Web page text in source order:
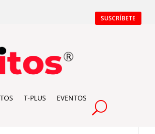
SUSCRÍBETE
T-PLUS EVENTOS